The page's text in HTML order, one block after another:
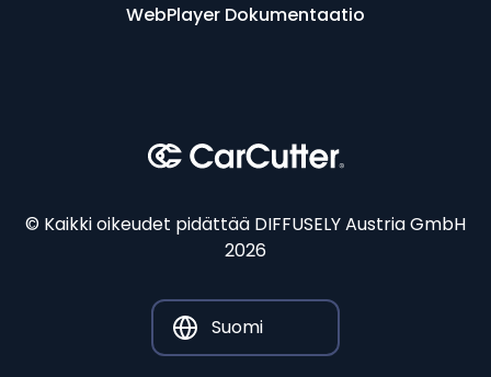
WebPlayer Dokumentaatio
© Kaikki oikeudet pidättää DIFFUSELY Austria GmbH
2026
Suomi